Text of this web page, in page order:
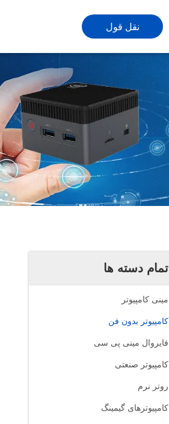
نقل قول
تمام دسته ها
مینی کامپیوتر
کامپیوتر بدون فن
فایروال مینی پی سی
کامپیوتر صنعتی
روتر نرم
کامپیوترهای گیمینگ